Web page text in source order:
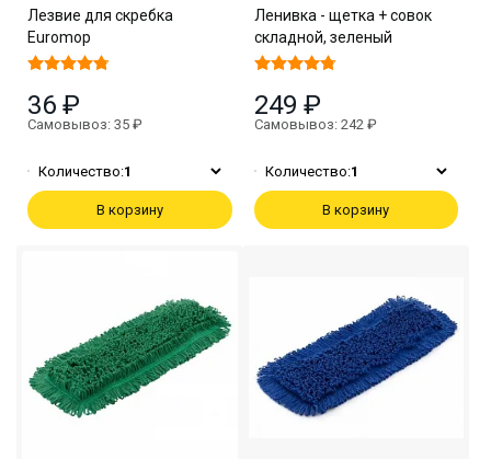
Лезвие для скребка
Euromop
36 ₽
Самовывоз: 35 ₽
Количество:1
В корзину
Ленивка - щетка + совок
складной, зеленый
249 ₽
Самовывоз: 242 ₽
Количество:1
В корзину